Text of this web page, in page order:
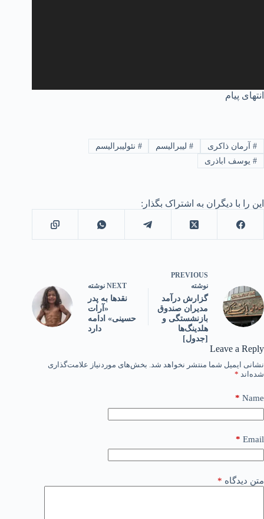
انتهای پیام
#آرمان ذاکری #لیبرالیسم # نئولیبرالیسم
#یوسف اباذری
این را با دیگران به اشتراک بگذار:
PREVIOUS
نوشته
گزارش درآمد
مدیران صندوق
بازنشستگی و
هلدینگ‌ها
[جدول]
NEXT نوشته
نقدها به پدر
«آرات
حسینی» ادامه
دارد
Leave a Reply
نشانی ایمیل شما منتشر نخواهد شد. بخش‌های موردنیاز علامت‌گذاری
شده‌اند *
Name
*
Email
*
متن دیدگاه *